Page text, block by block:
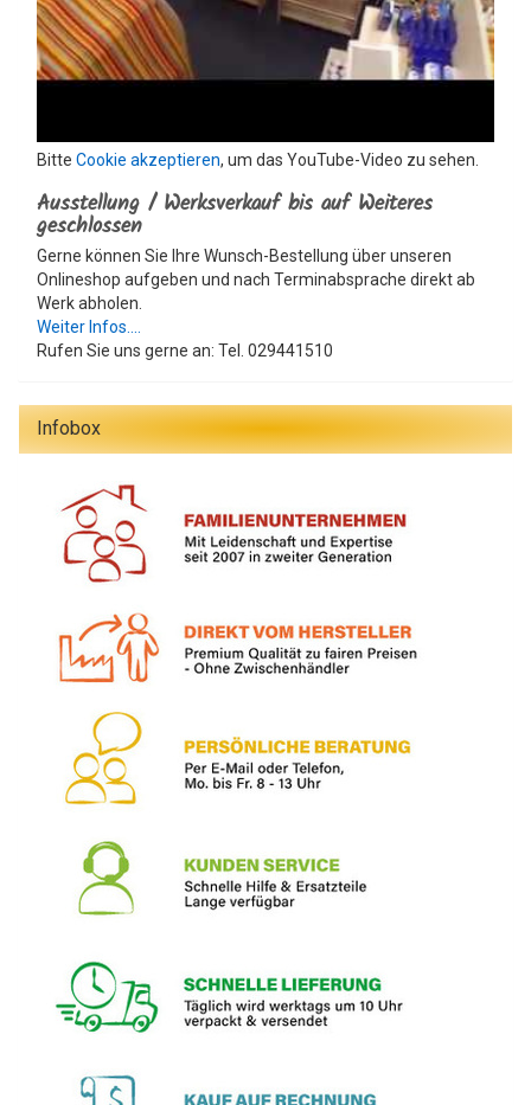
Bitte Cookie akzeptieren, um das YouTube-Video zu sehen.
Ausstellung / Werksverkauf bis auf Weiteres
geschlossen
Gerne können Sie Ihre Wunsch-Bestellung über unseren
Onlineshop aufgeben und nach Terminabsprache direkt ab
Werk abholen.
Weiter Infos....
Rufen Sie uns gerne an: Tel. 029441510
Infobox